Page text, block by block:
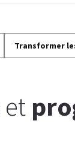
Transformer
et